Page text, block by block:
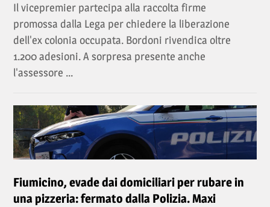
Il vicepremier partecipa alla raccolta firme
promossa dalla Lega per chiedere la liberazione
dell'ex colonia occupata. Bordoni rivendica oltre
1.200 adesioni. A sorpresa presente anche
l'assessore ...
Fiumicino, evade dai domiciliari per rubare in
una pizzeria: fermato dalla Polizia. Maxi